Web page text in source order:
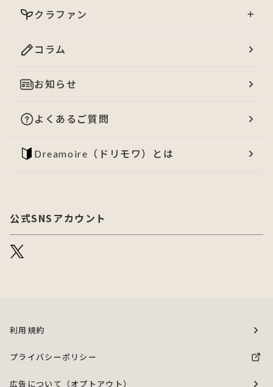
クラファン
コラム
お知らせ
よくあるご質問
Dreamoire（ドリモワ）とは
公式SNSアカウント
利用規約
プライバシーポリシー
広告について（オプトアウト）